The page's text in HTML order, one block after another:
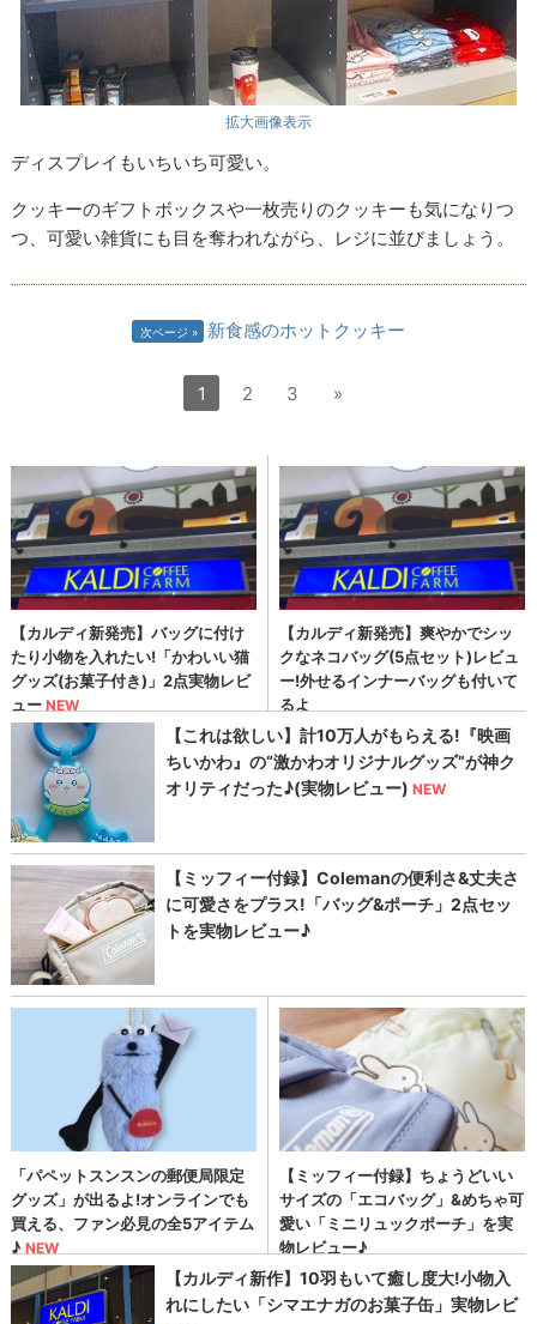
拡大画像表示
ディスプレイもいちいち可愛い。
クッキーのギフトボックスや一枚売りのクッキーも気になりつ
つ、可愛い雑貨にも目を奪われながら、レジに並びましょう。
次ページ 新食感のホットクッキー
1 2 3 »